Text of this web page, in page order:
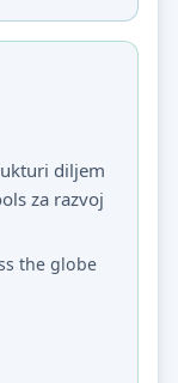
diljem
za razvoj
the globe